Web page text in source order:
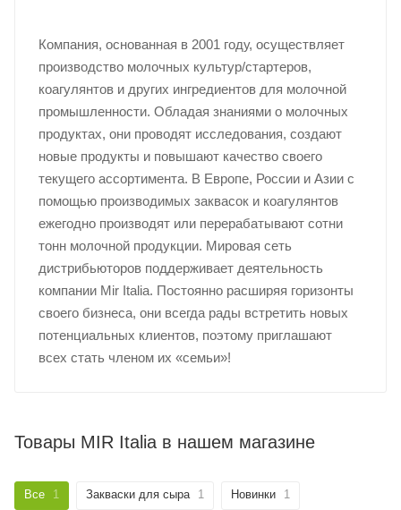
Компания, основанная в 2001 году, осуществляет
производство молочных культур/стартеров,
коагулянтов и других ингредиентов для молочной
промышленности. Обладая знаниями о молочных
продуктах, они проводят исследования, создают
новые продукты и повышают качество своего
текущего ассортимента. В Европе, России и Азии с
помощью производимых заквасок и коагулянтов
ежегодно производят или перерабатывают сотни
тонн молочной продукции. Мировая сеть
дистрибьюторов поддерживает деятельность
компании Mir Italia. Постоянно расширяя горизонты
своего бизнеса, они всегда рады встретить новых
потенциальных клиентов, поэтому приглашают
всех стать членом их «семьи»!
Товары MIR Italia в нашем магазине
Все 1 Закваски для сыра 1 Новинки 1